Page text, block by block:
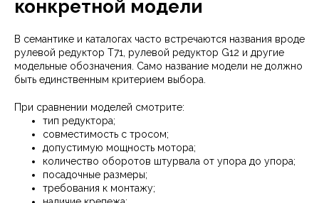
конкретной модели
В семантике и каталогах часто встречаются названия вроде
рулевой редуктор Т71, рулевой редуктор G12 и другие
модельные обозначения. Само название модели не должно
быть единственным критерием выбора.
При сравнении моделей смотрите:
тип редуктора;
совместимость с тросом;
допустимую мощность мотора;
количество оборотов штурвала от упора до упора;
посадочные размеры;
требования к монтажу;